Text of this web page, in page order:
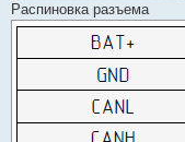
Распиновка разъема